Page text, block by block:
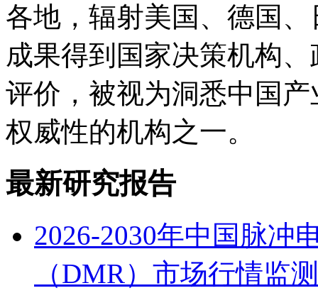
各地，辐射美国、德国
成果得到国家决策机构
评价，被视为洞悉中国
权威性的机构之一。
最新研究报告
2026-2030年中国脉冲
（DMR）市场行情监